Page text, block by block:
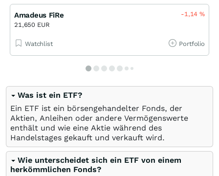
Amadeus FiRe
21,650 EUR
-1,14%
Watchlist Portfolio
Was ist ein ETF?
Ein ETF ist ein börsengehandelter Fonds, der
Aktien, Anleihen oder andere Vermögenswerte
enthält und wie eine Aktie während des
Handelstages gekauft und verkauft wird.
Wie unterscheidet sich ein ETF von einem
herkömmlichen Fonds?